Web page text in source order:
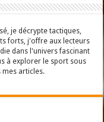
je décrypte tactiques,
forts, j'offre aux lecteurs
dans l'univers fascinant
à explorer le sport sous
mes articles.